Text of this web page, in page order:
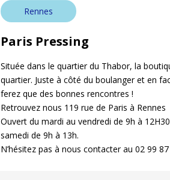
Rennes
Paris Pressing
Située dans le quartier du Thabor, la
quartier. Juste à côté du boulanger et en
ferez que des bonnes rencontres !
Retrouvez nous 119 rue de Paris à Rennes
Ouvert du mardi au vendredi de 9h à
samedi de 9h à 13h.
N’hésitez pas à nous contacter au 02 99